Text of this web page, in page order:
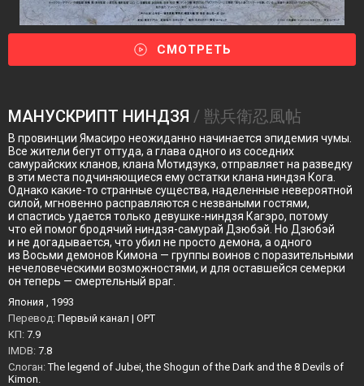
СМОТРЕТЬ
МАНУСКРИПТ НИНДЗЯ / 獣兵衛忍風帖
В провинции Ямасиро неожиданно начинается эпидемия чумы.
Все жители бегут оттуда, а глава одного из соседних
самурайских кланов, клана Мотидзукэ, отправляет на разведку
в эти места подчиняющиеся ему остатки клана ниндзя Кога.
Однако какие-то странные существа, наделенные невероятной
силой, мгновенно расправляются с незваными гостями,
и спастись удается только девушке-ниндзя Кагэро, потому
что ей помог бродячий ниндзя-самурай Дзюбэй. Но Дзюбэй
и не догадывается, что убил не просто демона, а одного
из Восьми демонов Кимона — группы воинов с поразительными
нечеловеческими возможностями, и для оставшейся семерки
он теперь — смертельный враг.
Япония , 1993
Перевод: Первый канал | ОРТ
KП: 7.9
IMDB: 7.8
Слоган:The legend of Jubei, the Shogun of the Dark and the 8 Devils of
Kimon.